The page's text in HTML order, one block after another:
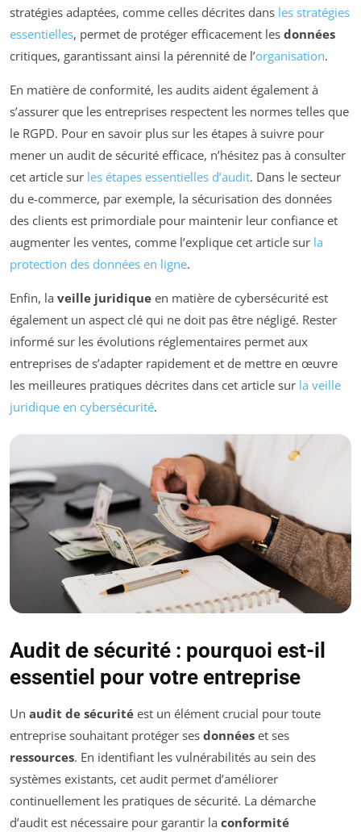
stratégies adaptées, comme celles décrites dans les stratégies
essentielles, permet de protéger efficacement les données
critiques, garantissant ainsi la pérennité de l’organisation.
En matière de conformité, les audits aident également à
s’assurer que les entreprises respectent les normes telles que
le RGPD. Pour en savoir plus sur les étapes à suivre pour
mener un audit de sécurité efficace, n’hésitez pas à consulter
cet article sur les étapes essentielles d’audit. Dans le secteur
du e-commerce, par exemple, la sécurisation des données
des clients est primordiale pour maintenir leur confiance et
augmenter les ventes, comme l’explique cet article sur la
protection des données en ligne.
Enfin, la veille juridique en matière de cybersécurité est
également un aspect clé qui ne doit pas être négligé. Rester
informé sur les évolutions réglementaires permet aux
entreprises de s’adapter rapidement et de mettre en œuvre
les meilleures pratiques décrites dans cet article sur la veille
juridique en cybersécurité.
Audit de sécurité : pourquoi est-il
essentiel pour votre entreprise
Un audit de sécurité est un élément crucial pour toute
entreprise souhaitant protéger ses données et ses
ressources. En identifiant les vulnérabilités au sein des
systèmes existants, cet audit permet d’améliorer
continuellement les pratiques de sécurité. La démarche
d’audit est nécessaire pour garantir la conformité